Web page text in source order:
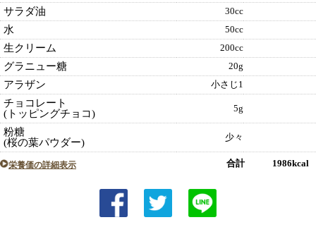
サラダ油 30cc
水 50cc
生クリーム 200cc
グラニュー糖 20g
アラザン 小さじ1
チョコレート
(トッピングチョコ)
5g
粉糖
(桜の葉パウダー)
少々
栄養価の詳細表示 合計 1986kcal